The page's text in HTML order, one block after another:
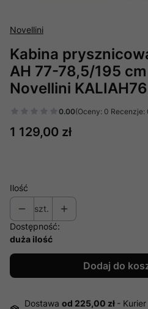
Novellini
Kabina
AH 77-78,5/195
Novellini
0.00(Oceny: 0 Recenzje:
Cena
1 129,00 zł
Ilość
szt.
Dostępność:
duża ilość
Dodaj do
Dostawa od 225,00 zł - Kurier